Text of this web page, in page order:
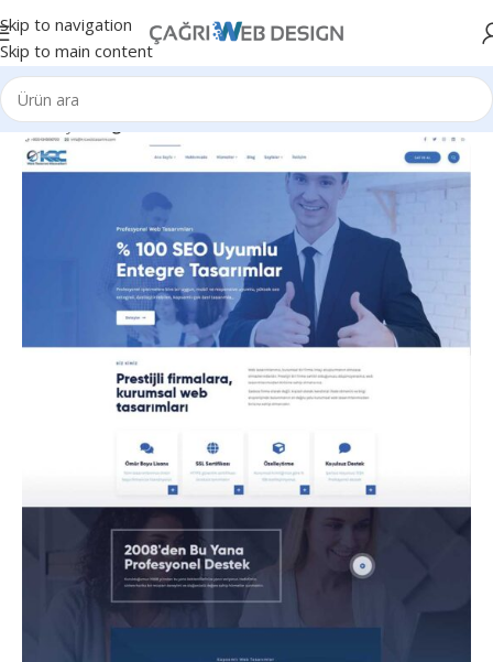
Skip to navigation
Skip to main content
Ana Sayfa Diğer